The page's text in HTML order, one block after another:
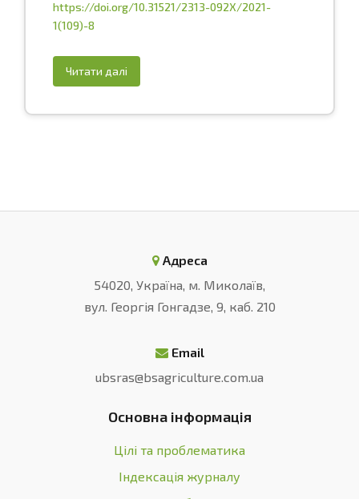
https://doi.org/10.31521/2313-092X/2021-
1(109)-8
Читати далі
Адреса
54020, Україна, м. Миколаїв,
вул. Георгія Гонгадзе, 9, каб. 210
Email
ubsras@bsagriculture.com.ua
Основна інформація
Цілі та проблематика
Індексація журналу